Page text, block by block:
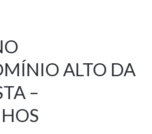
ALTO DA
–